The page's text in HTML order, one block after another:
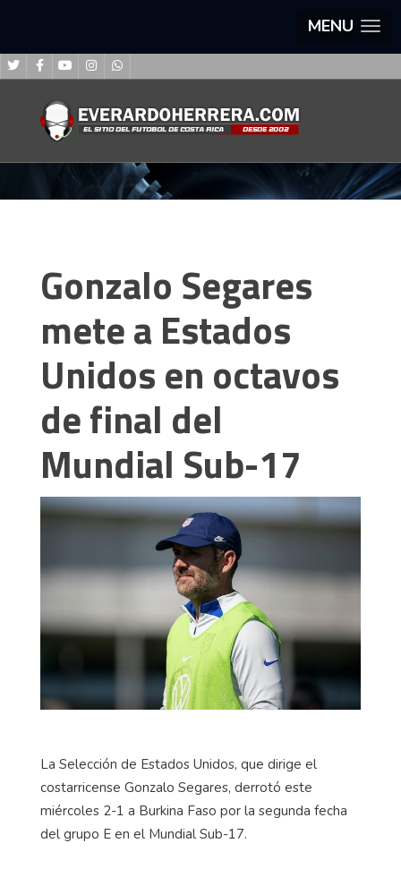
MENU
Gonzalo Segares
mete a Estados
Unidos en octavos
de final del
Mundial Sub-17
La Selección de Estados Unidos, que dirige el
costarricense Gonzalo Segares, derrotó este
miércoles 2-1 a Burkina Faso por la segunda fecha
del grupo E en el Mundial Sub-17.